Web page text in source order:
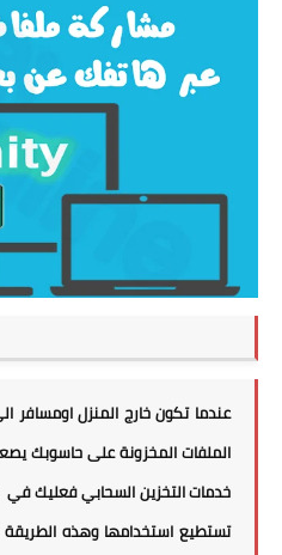
عندما تكون خارج المنزل اومسافر
الملفات المخزونة على حاسوبك
خدمات التخزين السحابي فعليك
تستطيع استخدامها وهذه